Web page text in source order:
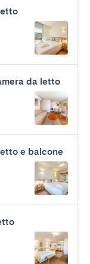
da letto
e balcone